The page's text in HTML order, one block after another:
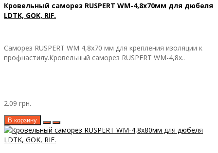
Кровельный саморез RUSPERT WM-4,8х70мм для дюбеля
LDTK, GOK, RIF.
Саморез RUSPERT WM 4,8х70 мм для крепления изоляции к
профнастилу.Кровельный саморез RUSPERT WM-4,8х..
2.09 грн.
В корзину